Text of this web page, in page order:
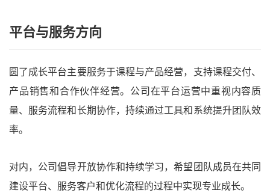
平台与服务方向
圆了成长平台主要服务于课程与产品经营，支持课程交付、
产品销售和合作伙伴经营。公司在平台运营中重视内容质
量、服务流程和长期协作，持续通过工具和系统提升团队效
率。
对内，公司倡导开放协作和持续学习，希望团队成员在共同
建设平台、服务客户和优化流程的过程中实现专业成长。